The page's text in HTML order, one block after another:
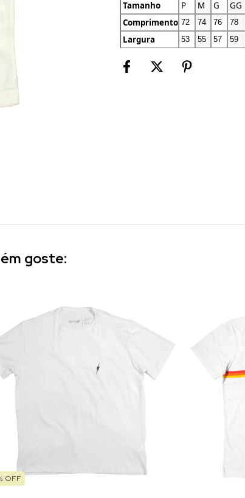
Tamanho P M G
GG
Comprimento 72 74 76 78
Largura 53 55 57 59
goste:
OFF